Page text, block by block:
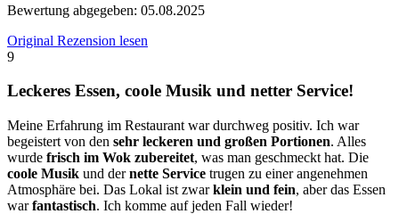
Bewertung abgegeben: 05.08.2025
Original Rezension lesen
9
Leckeres Essen, coole Musik und netter Service!
Meine Erfahrung im Restaurant war durchweg positiv. Ich war
begeistert von den sehr leckeren und großen Portionen. Alles
wurde frisch im Wok zubereitet, was man geschmeckt hat. Die
coole Musik und dernette Service trugen zu einer angenehmen
Atmosphäre bei. Das Lokal ist zwarklein und fein, aber das Essen
warfantastisch. Ich komme auf jeden Fall wieder!